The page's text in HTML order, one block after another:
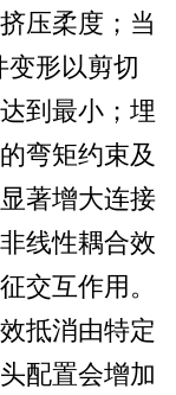
压柔度；当
形以剪切
到最小；埋
弯矩约束及
著增大连接
线性耦合效
交互作用。
抵消由特定
配置会增加